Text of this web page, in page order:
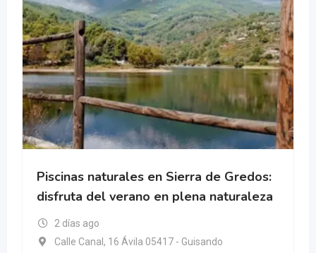
Piscinas naturales en Sierra de Gredos:
disfruta del verano en plena naturaleza
2 días ago
Calle Canal, 16 Ávila 05417 - Guisando